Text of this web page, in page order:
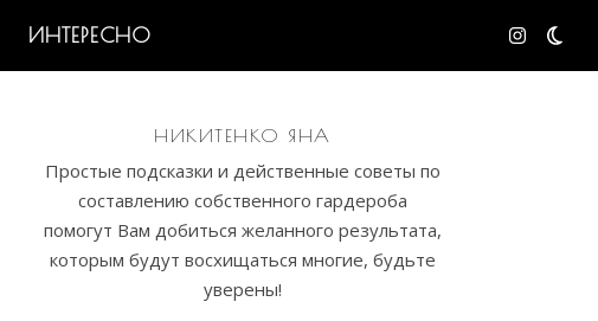
ИНТЕРЕСНО
НИКИТЕНКО ЯНА
Простые подсказки и действенные советы по
составлению собственного гардероба
помогут Вам добиться желанного результата,
которым будут восхищаться многие, будьте
уверены!